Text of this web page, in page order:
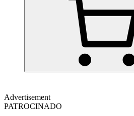
Advertisement
PATROCINADO